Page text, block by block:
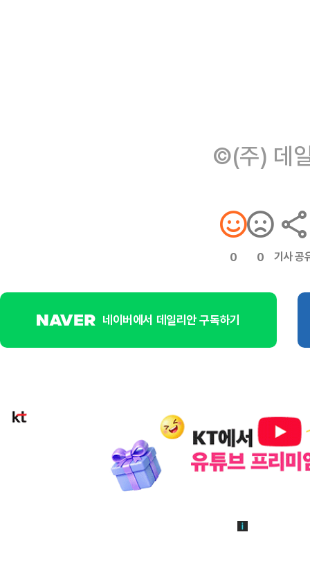
©(주) 데
0 0 기사 공
네이버에서 데일리안 구독하기